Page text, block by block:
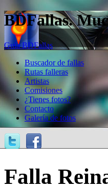
BDFallas.
Guía BDFallas
Buscador de fallas
Rutas falleras
Artistas
Comisiones
¿Tienes fotos?
Contacto
Galería de fotos
Falla